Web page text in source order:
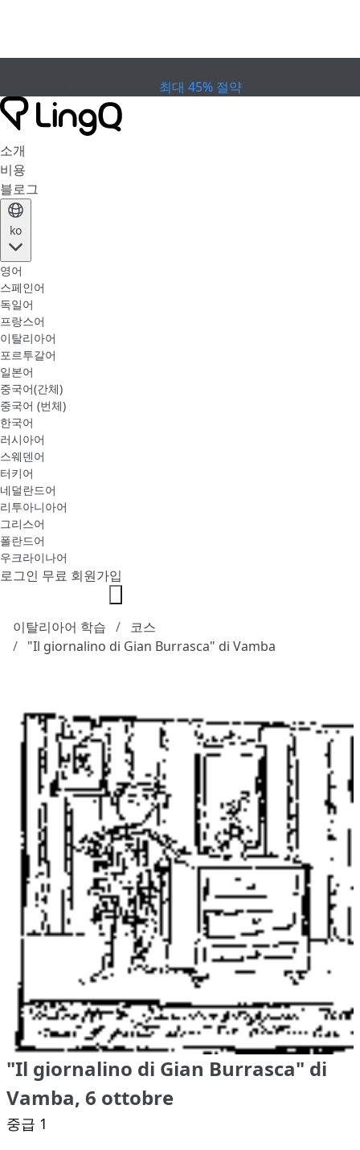
최대 45% 절약
소개
비용
블로그
ko
영어
스페인어
독일어
프랑스어
이탈리아어
포르투갈어
일본어
중국어(간체)
중국어 (번체)
한국어
러시아어
스웨덴어
터키어
네덜란드어
리투아니아어
그리스어
폴란드어
우크라이나어
로그인 무료 회원가입
이탈리아어 학습
코스
"Il giornalino di Gian Burrasca" di Vamba
"Il giornalino di Gian Burrasca" di
Vamba, 6 ottobre
중급 1